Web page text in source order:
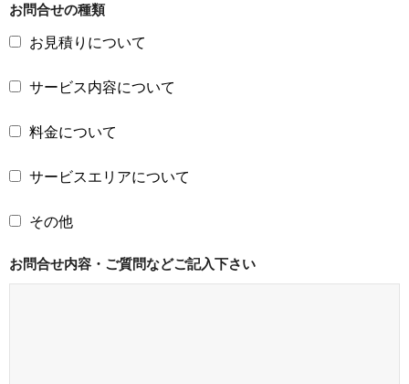
お問合せの種類
お見積りについて
サービス内容について
料金について
サービスエリアについて
その他
お問合せ内容・ご質問などご記入下さい